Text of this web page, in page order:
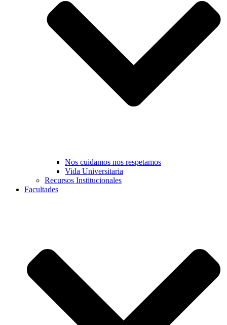
Nos cuidamos nos respetamos
Vida Universitaria
Recursos Institucionales
Facultades